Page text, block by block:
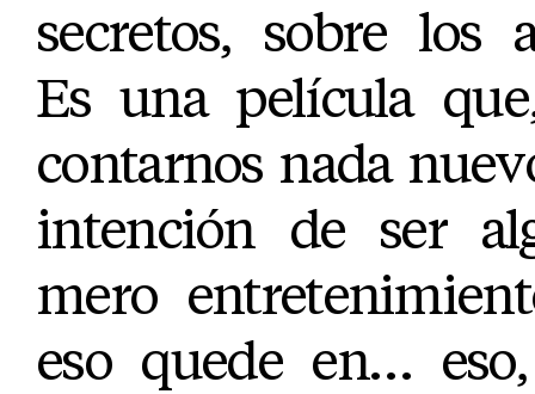
secretos, sobre los
Es una película
contarnos nada
intención de ser
mero
eso quede en…